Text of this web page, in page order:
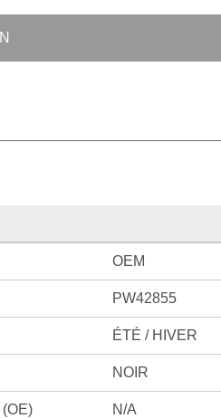
OEM
PW42855
ÉTÉ / HIVER
NOIR
N/A